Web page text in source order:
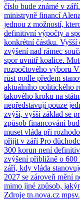
číslo bude známé v
ministryně financí
jednou z možností,
definitivní výpočty a
konkrétní částku. Vyšší
zvýšení nad rámec
spor uvnitř koalice.
rozpočtového výboru
růst podle předem
aktuálního politického
takového kroku na
nepředstavují pouze
zvýší, vyšší základ se
způsob financování
muset vláda při
přijít v září Pro
300 korun není
zvýšení přibližně o 600
září, kdy vláda
2027 se zároveň mění
mimo jiné způsob,
Zdroje tn.nova.cz